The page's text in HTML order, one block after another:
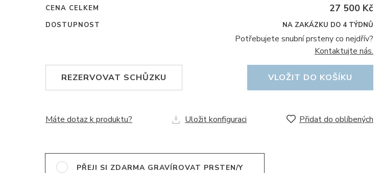
CENA CELKEM 27 500 Kč
DOSTUPNOST NA ZAKÁZKU DO 4 TÝDNŮ
Potřebujete snubní prsteny co nejdřív?
Kontaktujte nás.
REZERVOVAT SCHŮZKU VLOŽIT DO KOŠÍKU
Máte dotaz k produktu? Uložit konfiguraci Přidat do oblíbených
PŘEJI SI ZDARMA GRAVÍROVAT PRSTEN/Y